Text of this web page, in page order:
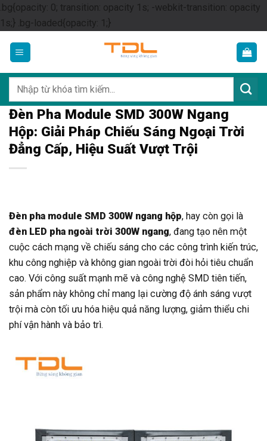
.bg{opacity: 0; transition: opacity 1s; -webkit-transition: opacity
1s;} .bg-loaded{opacity: 1;}Skip
content
kiếm:
Đèn Pha Module SMD 300W Ngang
Hộp: Giải Pháp Chiếu Sáng Ngoại Trời
Đẳng Cấp, Hiệu Suất Vượt Trội
Đèn pha module SMD 300W ngang hộp, hay còn gọi là
đèn LED pha ngoài trời 300W ngang, đang tạo nên một
cuộc cách mạng về chiếu sáng cho các công trình kiến trúc,
khu công nghiệp và không gian ngoài trời đòi hỏi tiêu chuẩn
cao. Với công suất mạnh mẽ và công nghệ SMD tiên tiến,
sản phẩm này không chỉ mang lại cường độ ánh sáng vượt
trội mà còn tối ưu hóa hiệu quả năng lượng, giảm thiểu chi
phí vận hành và bảo trì.